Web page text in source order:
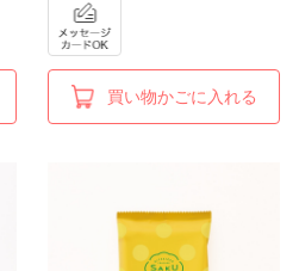
買い物かごに入れる